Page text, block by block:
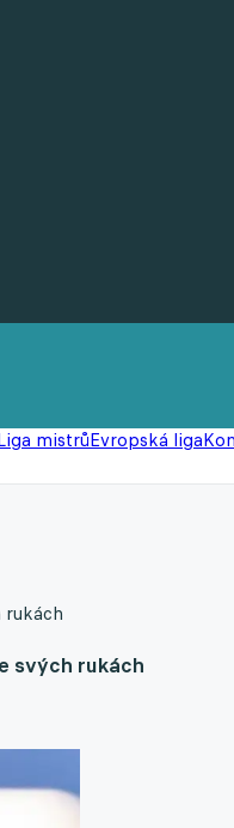
mistrůEvropská liga
rukách
svých rukách